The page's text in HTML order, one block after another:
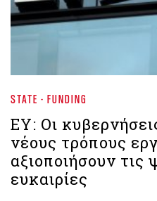
STATE - FUNDING
EY: Οι
νέους τρόπους
αξιοποιήσουν τις
ευκαιρίες